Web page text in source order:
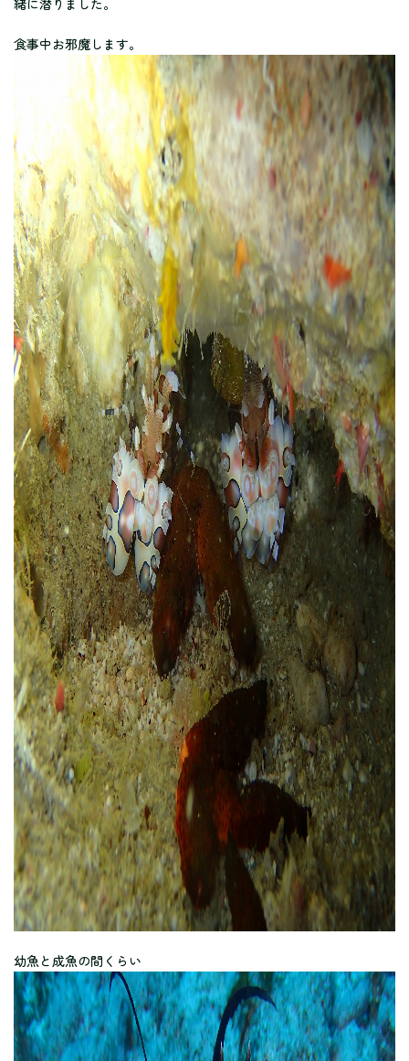
緒に潜りました。
食事中お邪魔します。
幼魚と成魚の間くらい